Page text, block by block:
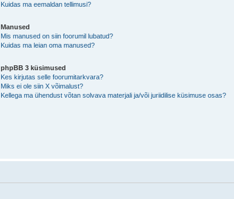
Kuidas ma eemaldan tellimusi?
Manused
Mis manused on siin foorumil lubatud?
Kuidas ma leian oma manused?
phpBB 3 küsimused
Kes kirjutas selle foorumitarkvara?
Miks ei ole siin X võimalust?
Kellega ma ühendust võtan solvava materjali ja/või juriidilise küsimuse osas?